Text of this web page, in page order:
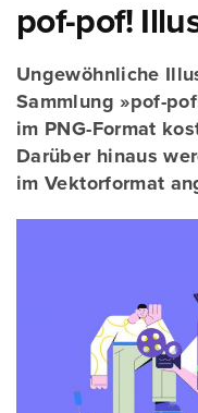
pof-pof!
Ungewöhnliche
Sammlung »pof-
im PNG-Format
Darüber hinaus
im Vektorformat